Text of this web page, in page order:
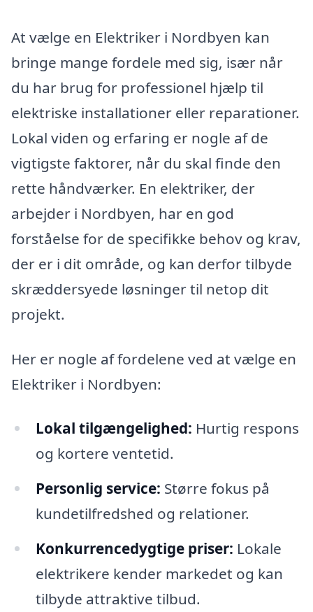
At vælge en Elektriker i Nordbyen kan
bringe mange fordele med sig, især når
du har brug for professionel hjælp til
elektriske installationer eller reparationer.
Lokal viden og erfaring er nogle af de
vigtigste faktorer, når du skal finde den
rette håndværker. En elektriker, der
arbejder i Nordbyen, har en god
forståelse for de specifikke behov og krav,
der er i dit område, og kan derfor tilbyde
skræddersyede løsninger til netop dit
projekt.
Her er nogle af fordelene ved at vælge en
Elektriker i Nordbyen:
Lokal tilgængelighed: Hurtig respons
og kortere ventetid.
Personlig service: Større fokus på
kundetilfredshed og relationer.
Konkurrencedygtige priser: Lokale
elektrikere kender markedet og kan
tilbyde attraktive tilbud.